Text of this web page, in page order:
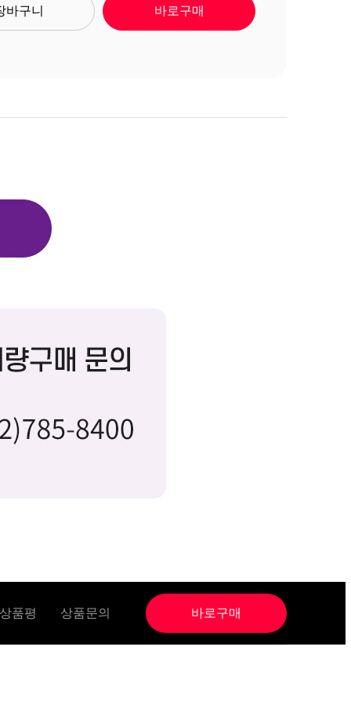
바구니 바로구매
상품평 상품문의 바로구매